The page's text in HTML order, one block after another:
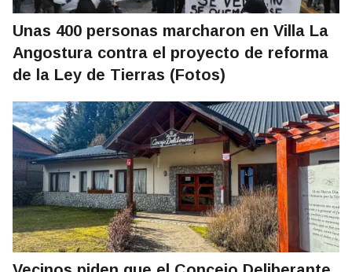
Unas 400 personas marcharon en Villa La
Angostura contra el proyecto de reforma
de la Ley de Tierras (Fotos)